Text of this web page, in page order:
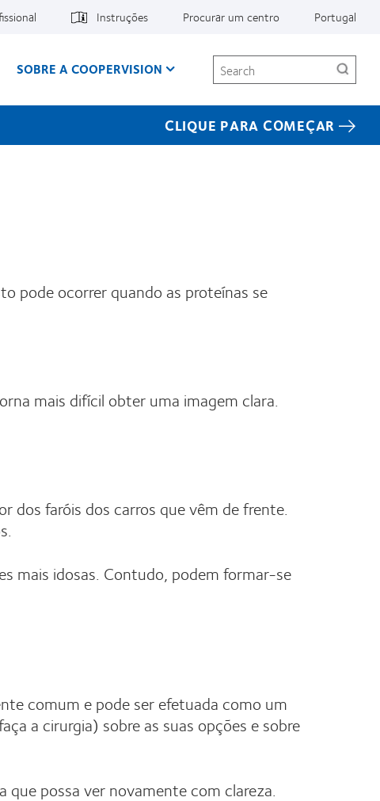
Instruções Procurar um centro Portugal
SOBRE A COOPERVISION Search
CLIQUE PARA COMEÇAR
pode ocorrer quando as proteínas se
mais difícil obter uma imagem clara.
dos faróis dos carros que vêm de frente.
mais idosas. Contudo, podem formar-se
comum e pode ser efetuada como um
a cirurgia) sobre as suas opções e sobre
possa ver novamente com clareza.